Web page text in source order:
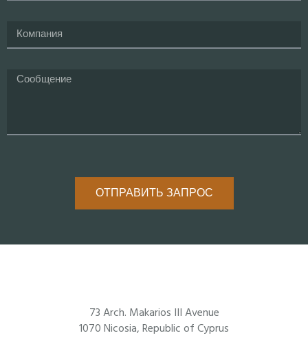
ОТПРАВИТЬ ЗАПРОС
73 Arch. Makarios III Avenue
1070 Nicosia, Republic of Cyprus